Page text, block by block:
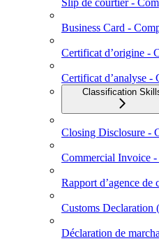
Slip de courtier -
Business Card -
Certificat d’origine -
Certificat d’analyse -
Classification
Closing Disclosure -
Commercial Invoice -
Rapport d’agence de
Customs Declaration
Déclaration de